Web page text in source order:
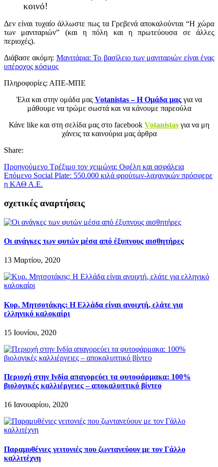
κοινό!
Δεν είναι τυχαίο άλλωστε πως τα Γρεβενά αποκαλούνται “Η χώρα
των μανιταριών” (και η πόλη και η πρωτεύουσα σε άλλες
περιοχές).
Διάβασε ακόμη: Μανιτάρια: Το βασίλειο των μανιταριών είναι ένας
υπέροχος κόσμος
Πληροφορίες: ΑΠΕ-ΜΠΕ
Έλα και στην ομάδα μας Votanistas – Η Ομάδα μας για να
μάθουμε να τρώμε σωστά και να κάνουμε παρεούλα
Κάνε like και στη σελίδα μας στο facebook Votanistas για να μη
χάνεις τα καινούρια μας άρθρα
Share:
Προηγούμενο Τρέξιμο τον χειμώνα: Οφέλη και ασφάλεια
Επόμενο Social Plate: 550.000 κιλά φρούτων-λαχανικών πρόσφερε
η ΚΑΘ Α.Ε.
σχετικές αναρτήσεις
Οι ανάγκες των φυτών μέσα από έξυπνους αισθητήρες
13 Μαρτίου, 2020
Κυρ. Μητσοτάκης: Η Ελλάδα είναι ανοιχτή, ελάτε για
ελληνικό καλοκαίρι
15 Ιουνίου, 2020
Περιοχή στην Ινδία απαγορεύει τα φυτοφάρμακα: 100%
βιολογικές καλλιέργειες – αποκαλυπτικό βίντεο
16 Ιανουαρίου, 2020
Παραμυθένιες γειτονιές που ζωντανεύουν με τον Γάλλο
καλλιτέχνη